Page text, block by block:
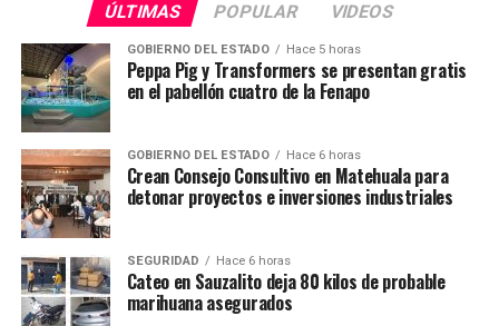
ÚLTIMAS POPULAR VIDEOS
GOBIERNO DEL ESTADO Hace 5 horas
Peppa Pig y Transformers se presentan gratis
en el pabellón cuatro de la Fenapo
GOBIERNO DEL ESTADO Hace 6 horas
Crean Consejo Consultivo en Matehuala para
detonar proyectos e inversiones industriales
SEGURIDAD Hace 6 horas
Cateo en Sauzalito deja 80 kilos de probable
marihuana asegurados